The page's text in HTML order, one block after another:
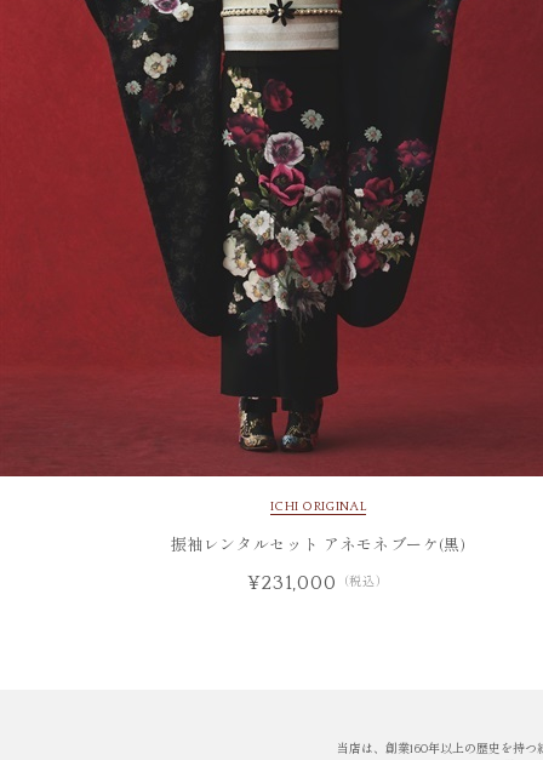
ICHI ORIGINAL
振袖レンタルセット アネモネブーケ(黒)
¥231,000 （税込）
当店は、創業160年以上の歴史を持